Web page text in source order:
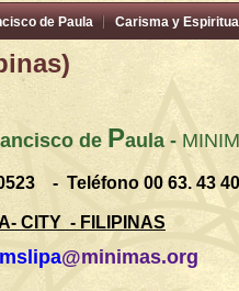
de Paula Carisma y
de Paula -
- Teléfono 00 63. 43
CITY - FILIPINAS
@minimas.org